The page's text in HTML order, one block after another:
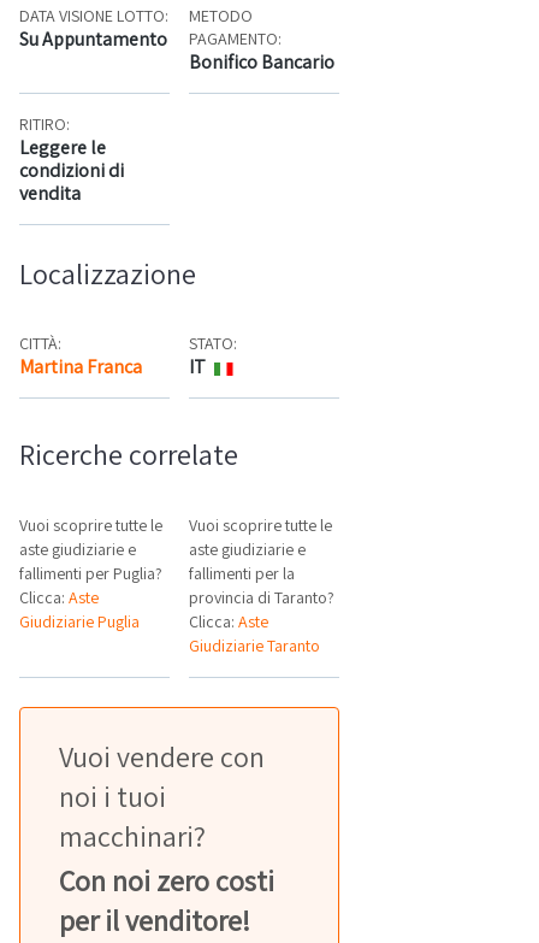
DATA VISIONE LOTTO:
Su Appuntamento
METODO
PAGAMENTO:
Bonifico Bancario
RITIRO:
Leggere le
condizioni di
vendita
Localizzazione
CITTÀ:
Martina Franca Mappa
STATO:
IT
Ricerche correlate
Vuoi scoprire tutte le
aste giudiziarie e
fallimenti per Puglia?
Clicca: Aste
Giudiziarie Puglia
Vuoi scoprire tutte le
aste giudiziarie e
fallimenti per la
provincia di Taranto?
Clicca:Aste
Giudiziarie Taranto
Vuoi vendere con
noi i tuoi
macchinari?
Con noi zero costi
per il venditore!